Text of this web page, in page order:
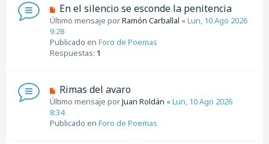
s
a
j
e
N
u
e
v
o
s
a
j
e
En el silencio se esconde la penitencia
Último mensaje porRamón Carballal «Lun, 10 Ago 2026
9:28
Publicado en Foro de Poemas
Respuestas: 1
N
u
e
v
Rimas del avaro
Último mensaje porJuan Roldán «Lun, 10 Ago 2026
8:34
Publicado en Foro de Poemas